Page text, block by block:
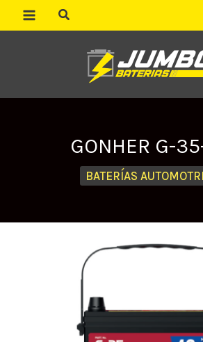
al
GONHER G-
BATERÍAS